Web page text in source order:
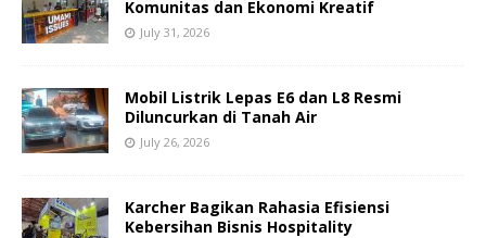
Komunitas dan Ekonomi Kreatif
July 31, 2026
Mobil Listrik Lepas E6 dan L8 Resmi
Diluncurkan di Tanah Air
July 26, 2026
Karcher Bagikan Rahasia Efisiensi
Kebersihan Bisnis Hospitality